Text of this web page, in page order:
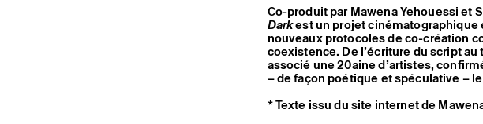
Co-produit par Mawena Yehouessi et
Darkest un projet cinématographique
nouveaux protocoles de co-création
coexistence. De l’écriture du script
associé une 20aine d’artistes,
– de façon poétique et spéculative – le
* Texte issu du site internet de